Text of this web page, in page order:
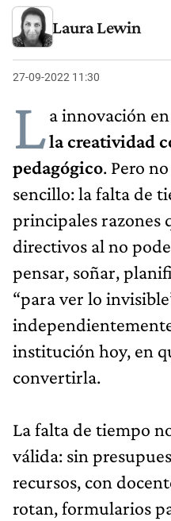
Laura Lewin
27-09-2022 11:30
La innovación
la creatividad
pedagógico. Pero
sencillo: la falta de
principales razones
directivos al no
pensar, soñar,
“para ver lo
institución hoy, en
convertirla.
La falta de tiempo
válida: sin
recursos, con
rotan, formularios